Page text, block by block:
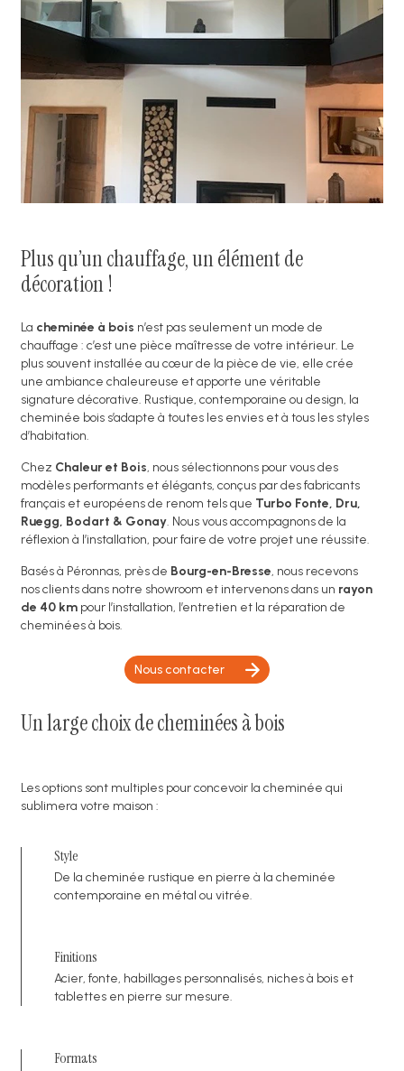
Plus qu’un chauffage, un élément de
décoration !
La cheminée à bois n’est pas seulement un mode de
chauffage : c’est une pièce maîtresse de votre intérieur. Le
plus souvent installée au cœur de la pièce de vie, elle crée
une ambiance chaleureuse et apporte une véritable
signature décorative. Rustique, contemporaine ou design, la
cheminée bois s’adapte à toutes les envies et à tous les styles
d’habitation.
Chez Chaleur et Bois, nous sélectionnons pour vous des
modèles performants et élégants, conçus par des fabricants
français et européens de renom tels que Turbo Fonte, Dru,
Ruegg, Bodart & Gonay. Nous vous accompagnons de la
réflexion à l’installation, pour faire de votre projet une réussite.
Basés à Péronnas, près de Bourg-en-Bresse, nous recevons
nos clients dans notre showroom et intervenons dans un rayon
de 40 km pour l’installation, l’entretien et la réparation de
cheminées à bois.
Nous contacter
Un large choix de cheminées à bois
Les options sont multiples pour concevoir la cheminée qui
sublimera votre maison :
Style
De la cheminée rustique en pierre à la cheminée
contemporaine en métal ou vitrée.
Finitions
Acier, fonte, habillages personnalisés, niches à bois et
tablettes en pierre sur mesure.
Formats